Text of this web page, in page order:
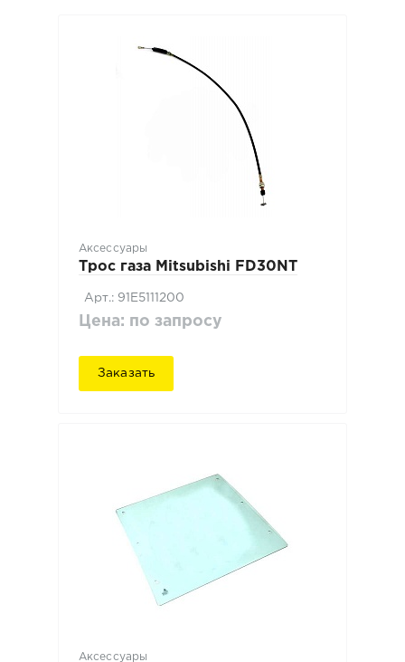
Аксессуары
Трос газа Mitsubishi FD30NT
Арт.: 91E5111200
Цена: по запросу
Заказать
Аксессуары